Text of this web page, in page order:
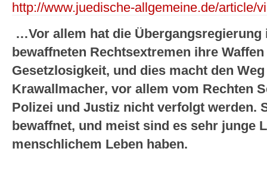
http://www.juedische-allgemeine.de/article/
…Vor allem hat die Übergangsregierung
bewaffneten Rechtsextremen ihre
Gesetzlosigkeit, und dies macht den
Krawallmacher, vor allem vom Rechten
Polizei und Justiz nicht verfolgt werden.
bewaffnet, und meist sind es sehr junge
menschlichem Leben haben.